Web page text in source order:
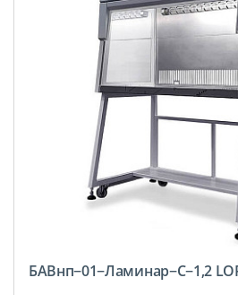
БАВнп−01−Ламинар−C−1,2